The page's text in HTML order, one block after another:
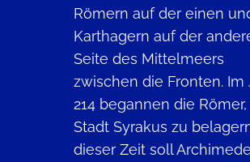
Römern auf der einen
Karthagern auf der
Seite des Mittelmeers
zwischen die Fronten. Im
214 begannen die
Stadt Syrakus zu
dieser Zeit soll